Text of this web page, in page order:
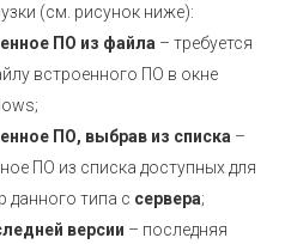
(см. рисунок ниже):
ПО из файла – требуется
встроенного ПО в окне
ПО, выбрав из списка –
ПО из списка доступных для
данного типа с сервера;
версии – последняя